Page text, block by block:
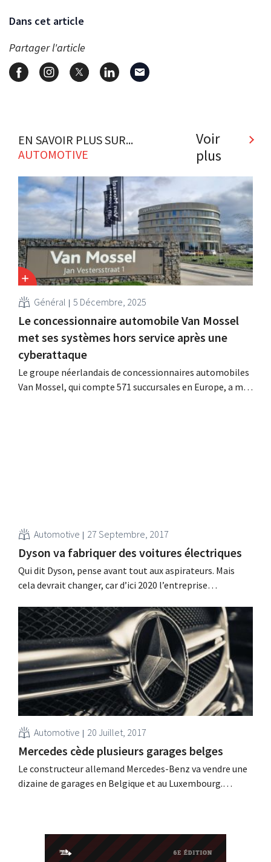
Dans cet article
Partager l'article
EN SAVOIR PLUS SUR...
AUTOMOTIVE
Voir
plus
Général 5 Décembre, 2025
Le concessionnaire automobile Van Mossel
met ses systèmes hors service après une
cyberattaque
Le groupe néerlandais de concessionnaires automobiles
Van Mossel, qui compte 571 succursales en Europe, a mis
Automotive 27 Septembre, 2017
Dyson va fabriquer des voitures électriques
Qui dit Dyson, pense avant tout aux aspirateurs. Mais
cela devrait changer, car d’ici 2020 l’entreprise
voitures électriques. Pas pour le grand public Dyson
compte investir pas moins de 2 milliards de livres (2,3
milliards d’euros) dans une voiture électrique...
Automotive 20 Juillet, 2017
Mercedes cède plusieurs garages belges
Le constructeur allemand Mercedes-Benz va vendre une
dizaine de garages en Belgique et au Luxembourg.
filiales moins rentables...